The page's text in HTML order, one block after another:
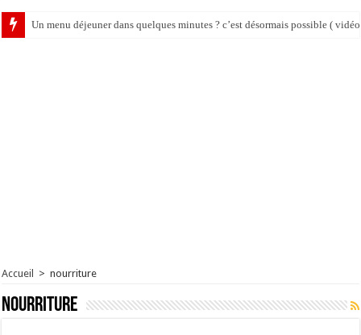
Un menu déjeuner dans quelques minutes ? c’est désormais possible (
Accueil > nourriture
nourriture